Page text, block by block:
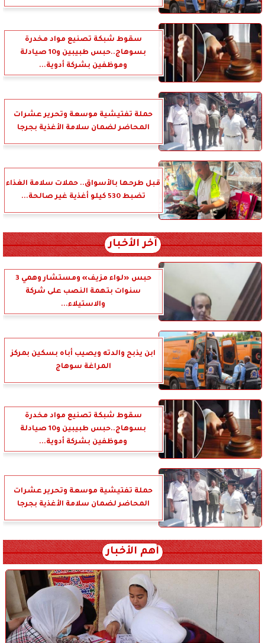
سقوط شبكة تصنيع مواد مخدرة
بسوهاج..حبس طبيبين و10 صيادلة
وموظفين بشركة أدوية...
حملة تفتيشية موسعة وتحرير عشرات
المحاضر لضمان سلامة الأغذية بجرجا
قبل طرحها بالأسواق.. حملات سلامة الغذاء
تضبط 530 كيلو أغذية غير صالحة...
آخر الأخبار
حبس «لواء مزيف» ومستشار وهمي 3
سنوات بتهمة النصب على شركة
والاستيلاء...
ابن يذبح والدته ويصيب أباه بسكين بمركز
المراغة سوهاج
سقوط شبكة تصنيع مواد مخدرة
بسوهاج..حبس طبيبين و10 صيادلة
وموظفين بشركة أدوية...
حملة تفتيشية موسعة وتحرير عشرات
المحاضر لضمان سلامة الأغذية بجرجا
أهم الأخبار